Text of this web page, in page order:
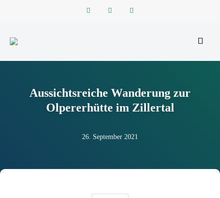
Aussichtsreiche Wanderung zur
Olpererhütte im Zillertal
26. September 2021